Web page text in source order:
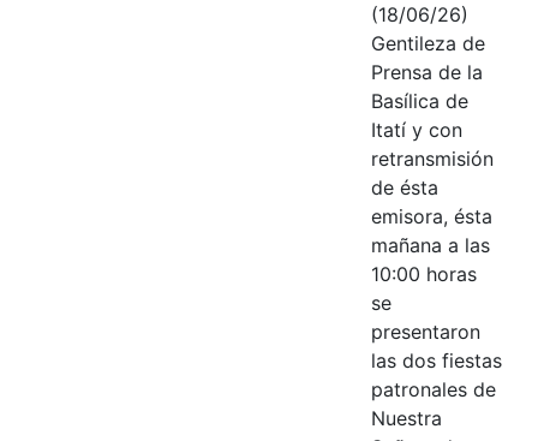
(18/06/26)
Gentileza de
Prensa de la
Basílica de
Itatí y con
retransmisión
de ésta
emisora, ésta
mañana a las
10:00 horas
se
presentaron
las dos fiestas
patronales de
Nuestra